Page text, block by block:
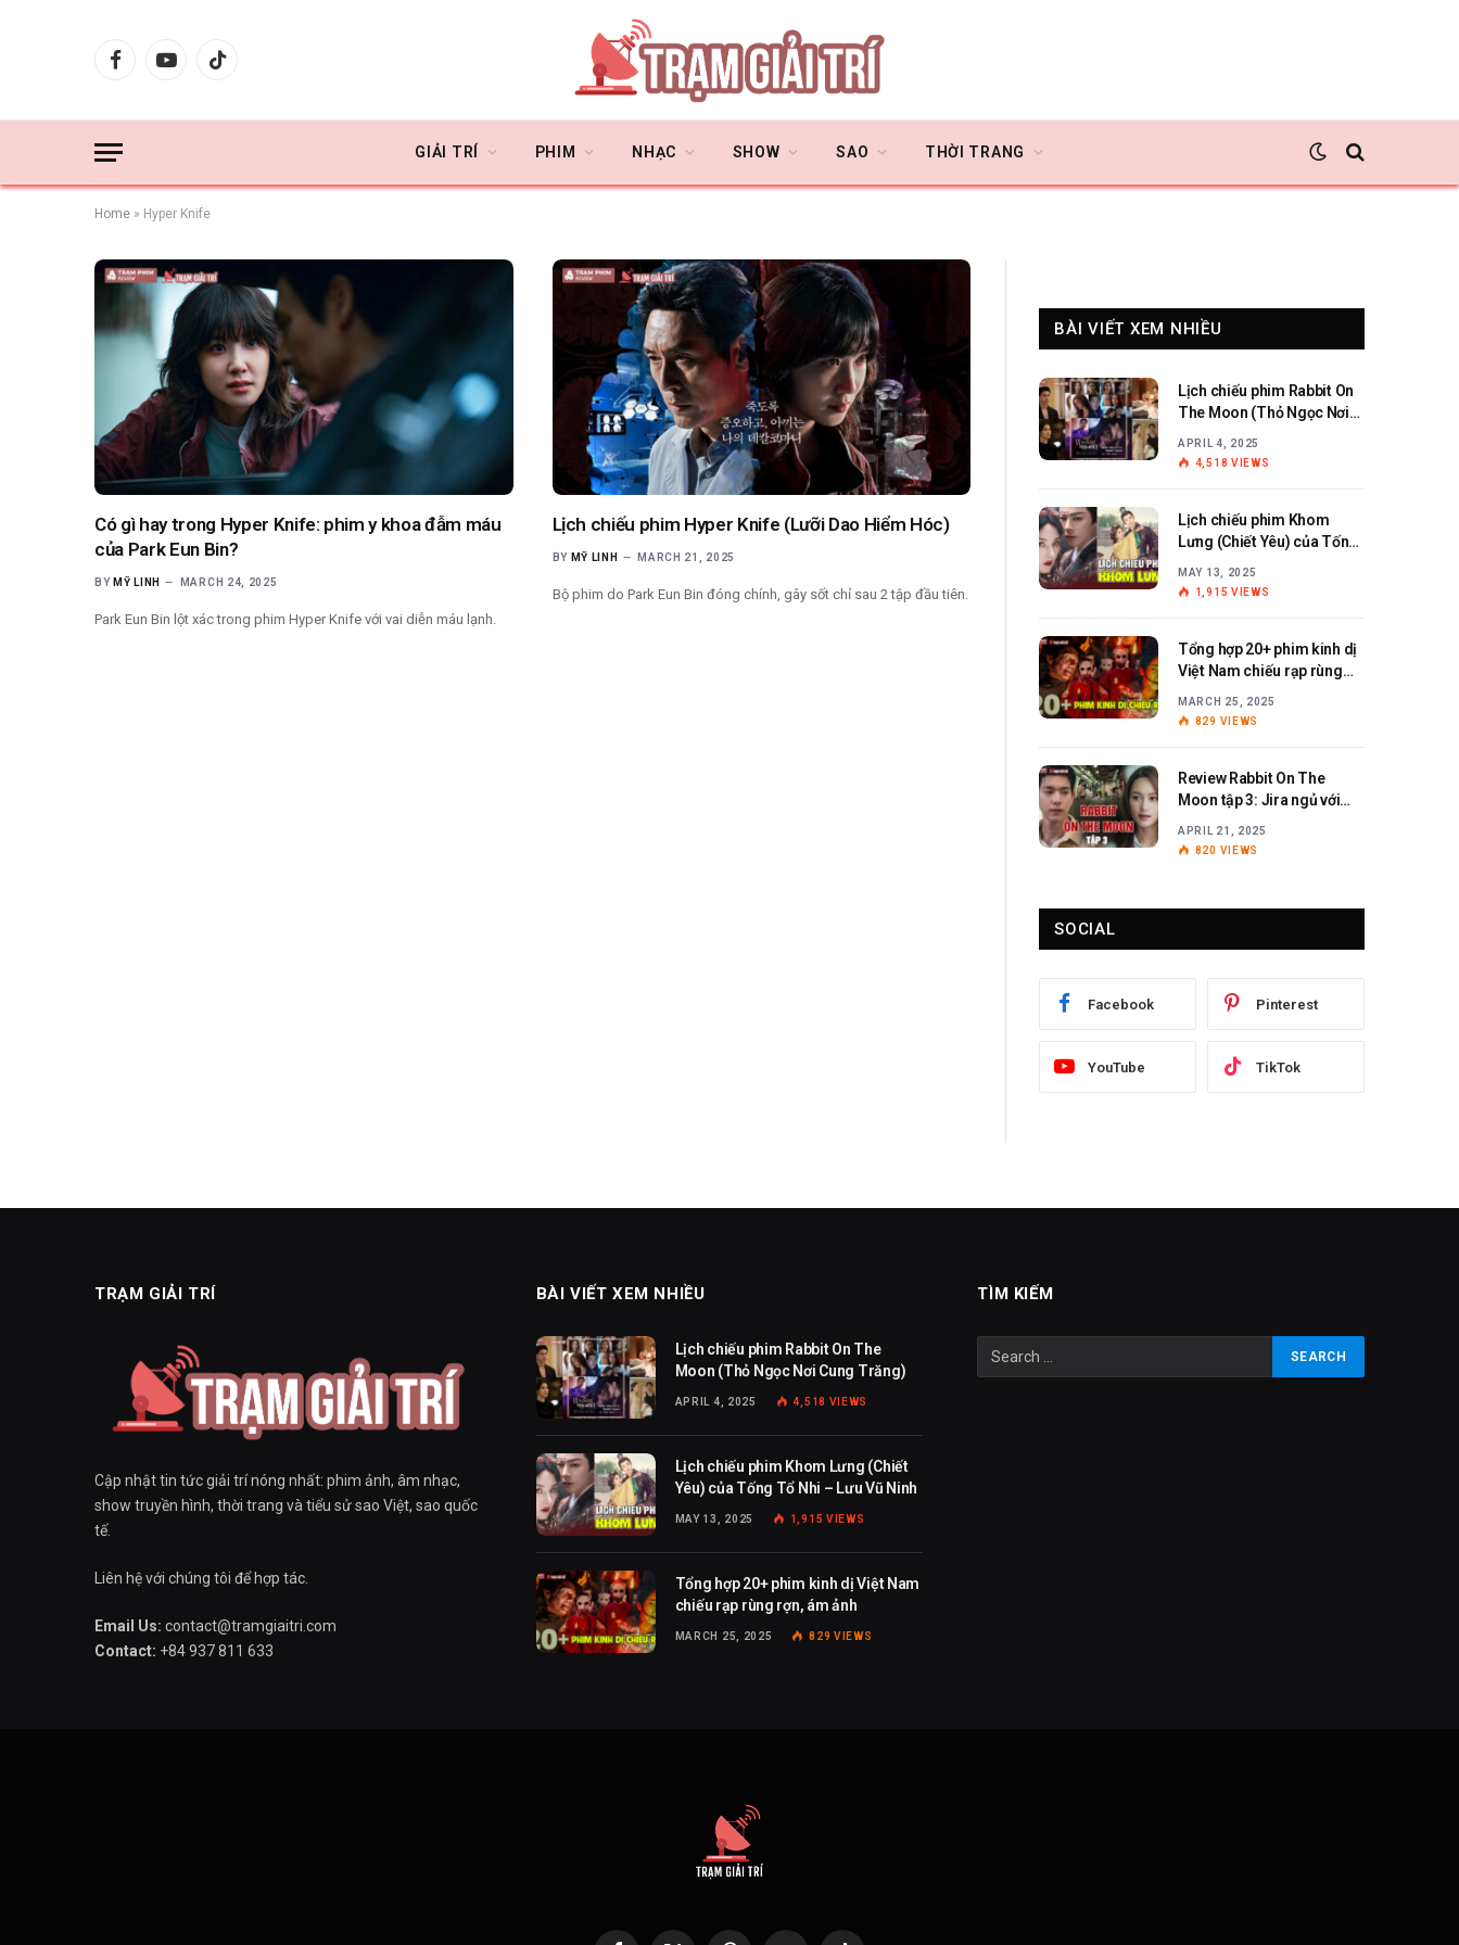
FacebookYouTubeTikTok
GIẢI TRÍ PHIM NHẠC SHOW SAO THỜI TRANG
Home » Hyper Knife
Có gì hay trong Hyper Knife: phim y khoa đẫm máu
của Park Eun Bin?
BY MỸ LINH MARCH 24, 2025
Park Eun Bin lột xác trong phim Hyper Knife với vai diễn máu lạnh.
Lịch chiếu phim Hyper Knife (Lưỡi Dao Hiểm Hóc)
BY MỸ LINH MARCH 21, 2025
Bộ phim do Park Eun Bin đóng chính, gây sốt chỉ sau 2 tập đầu tiên.
BÀI VIẾT XEM NHIỀU
Lịch chiếu phim Rabbit On
The Moon (Thỏ Ngọc Nơi
APRIL 4, 2025
4,518 VIEWS
Lịch chiếu phim Khom
Lưng (Chiết Yêu) của Tống
MAY 13, 2025
1,915 VIEWS
Tổng hợp 20+ phim kinh dị
Việt Nam chiếu rạp rùng
MARCH 25, 2025
829 VIEWS
Review Rabbit On The
Moon tập 3: Jira ngủ với
APRIL 21, 2025
820 VIEWS
SOCIAL
Facebook Pinterest
YouTube TikTok
TRẠM GIẢI TRÍ
Cập nhật tin tức giải trí nóng nhất: phim ảnh, âm nhạc,
show truyền hình, thời trang và tiểu sử sao Việt, sao quốc
tế.
Liên hệ với chúng tôi để hợp tác.
Email Us: contact@tramgiaitri.com
Contact: +84 937 811 633
BÀI VIẾT XEM NHIỀU
Lịch chiếu phim Rabbit On The
Moon (Thỏ Ngọc Nơi Cung Trăng)
APRIL 4, 2025 4,518 VIEWS
Lịch chiếu phim Khom Lưng (Chiết
Yêu) của Tống Tổ Nhi – Lưu Vũ Ninh
MAY 13, 2025 1,915 VIEWS
Tổng hợp 20+ phim kinh dị Việt Nam
chiếu rạp rùng rợn, ám ảnh
MARCH 25, 2025 829 VIEWS
TÌM KIẾM